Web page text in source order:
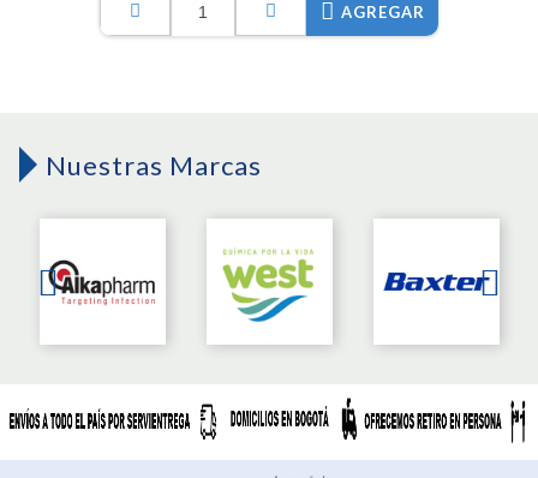
AGREGAR
Nuestras Marcas